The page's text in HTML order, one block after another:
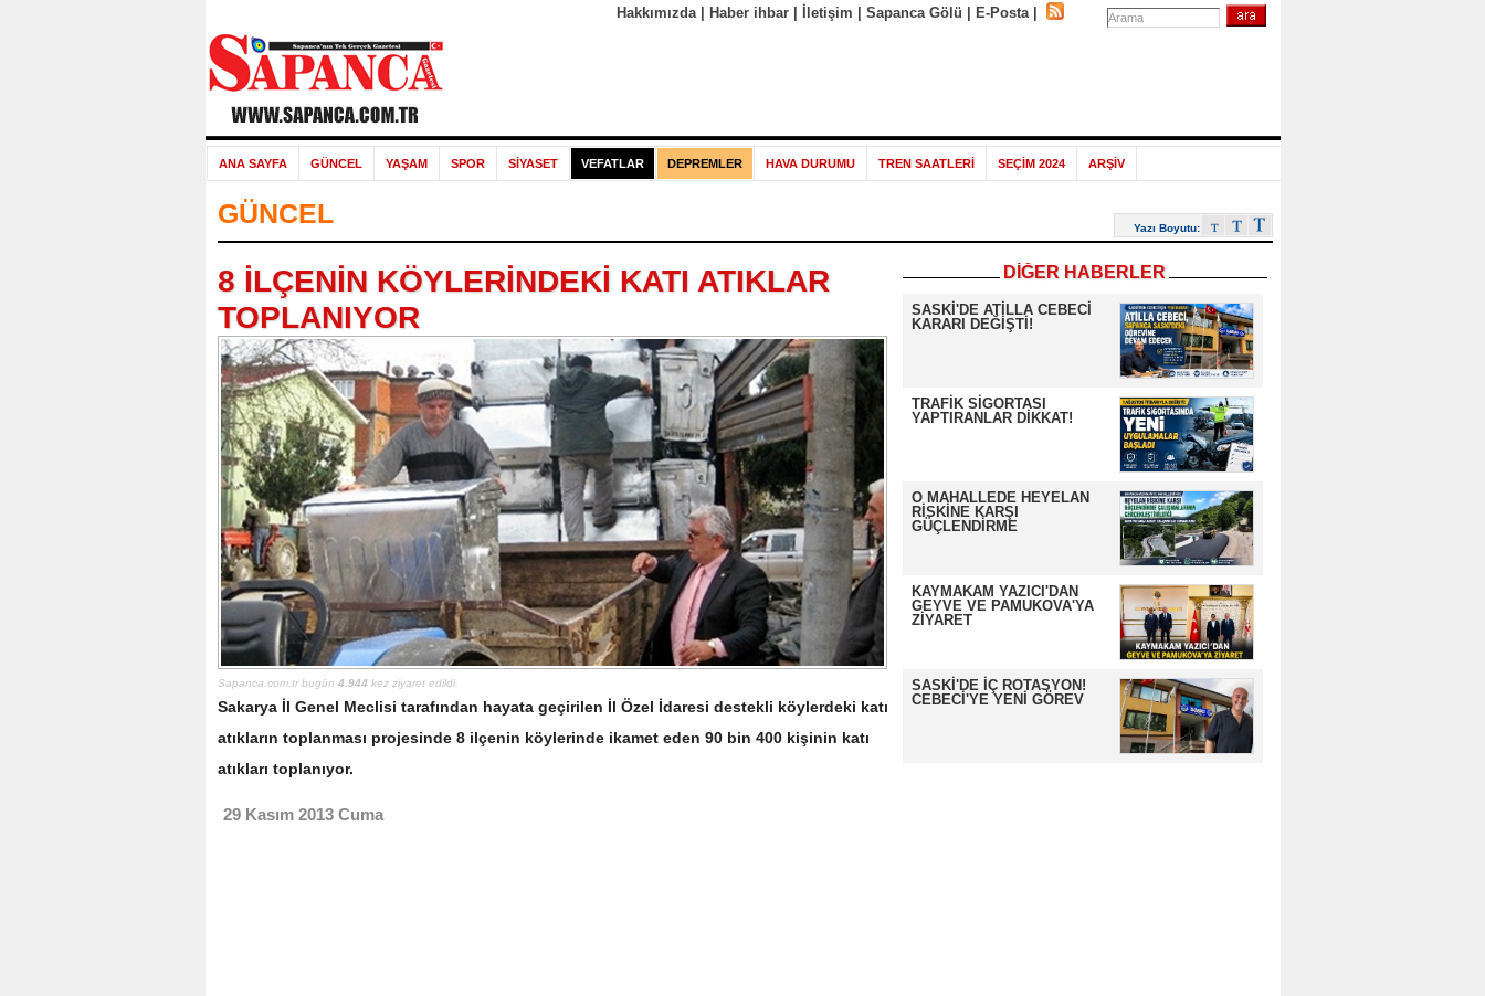
Hakkımızda| Haber ihbar| İletişim Sapanca Gölü E-Posta|
ANA SAYFA GÜNCEL YAŞAM SPOR SİYASET VEFATLAR DEPREMLER HAVA DURUMU TREN SAATLERİ SEÇİM 2024 ARŞİV
GÜNCEL Yazı Boyutu:
DİĞER HABERLER
SASKİ'DE ATİLLA CEBECİ
KARARI DEĞİŞTİ!
TRAFİK SİGORTASI
YAPTIRANLAR DİKKAT!
O MAHALLEDE HEYELAN
RİSKİNE KARŞI
GÜÇLENDİRME
KAYMAKAM YAZICI'DAN
GEYVE VE PAMUKOVA'YA
ZİYARET
SASKİ'DE İÇ ROTASYON!
CEBECİ'YE YENİ GÖREV
8 İLÇENİN KÖYLERİNDEKİ KATI ATIKLAR
TOPLANIYOR
Sapanca.com.tr bugün 4.944 kez ziyaret edildi.
Sakarya İl Genel Meclisi tarafından hayata geçirilen İl Özel İdaresi destekli köylerdeki katı
atıkların toplanması projesinde 8 ilçenin köylerinde ikamet eden 90 bin 400 kişinin katı
atıkları toplanıyor.
29 Kasım 2013 Cuma